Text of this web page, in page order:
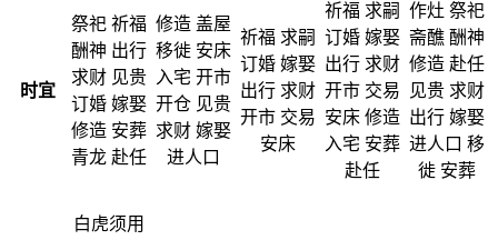
时宜
祭祀 祈福
酬神 出行
求财 见贵
订婚 嫁娶
修造 安葬
青龙 赴任
修造 盖屋
移徙 安床
入宅 开市
开仓 见贵
求财 嫁娶
进人口
祈福 求嗣
订婚 嫁娶
出行 求财
开市 交易
安床
祈福 求嗣
订婚 嫁娶
出行 求财
开市 交易
安床 修造
入宅 安葬
赴任
作灶 祭祀
斋醮 酬神
修造 赴任
见贵 求财
出行 嫁娶
进人口 移
徙 安葬
白虎须用